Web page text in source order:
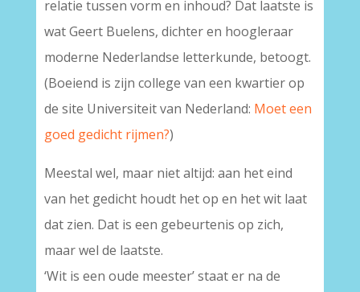
relatie tussen vorm en inhoud? Dat laatste is
wat Geert Buelens, dichter en hoogleraar
moderne Nederlandse letterkunde, betoogt.
(Boeiend is zijn college van een kwartier op
de site Universiteit van Nederland: Moet een
goed gedicht rijmen?)
Meestal wel, maar niet altijd: aan het eind
van het gedicht houdt het op en het wit laat
dat zien. Dat is een gebeurtenis op zich,
maar wel de laatste.
‘Wit is een oude meester’ staat er na de